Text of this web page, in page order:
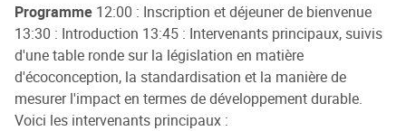
Programme 12:00 : Inscription et déjeuner de bienvenue
13:30 : Introduction 13:45 : Intervenants principaux, suivis
d'une table ronde sur la législation en matière
d'écoconception, la standardisation et la manière de
mesurer l'impact en termes de développement durable.
Voici les intervenants principaux :